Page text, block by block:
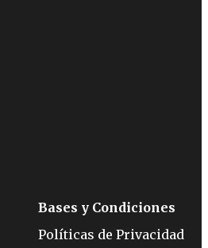
Bases y Condiciones
Políticas de Privacidad